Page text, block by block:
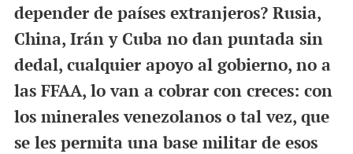
depender de países extranjeros? Rusia,
China, Irán y Cuba no dan puntada sin
dedal, cualquier apoyo al gobierno, no a
las FFAA, lo van a cobrar con creces: con
los minerales venezolanos o tal vez, que
se les permita una base militar de esos